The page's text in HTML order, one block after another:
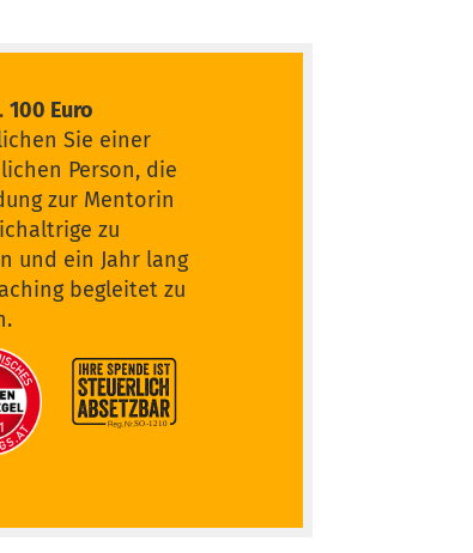
100 Euro
Sie einer
Person, die
zur Mentorin
zu
und ein Jahr lang
begleitet zu